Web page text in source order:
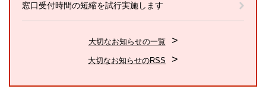
窓口受付時間の短縮を試行実施します
大切なお知らせの一覧
大切なお知らせのRSS